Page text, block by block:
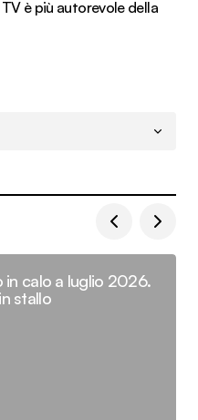
è più autorevole della
in calo a luglio 2026.
stallo